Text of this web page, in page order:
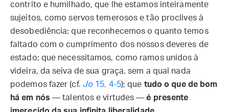
contrito e humilhado, que lhe estamos inteiramente
sujeitos, como servos temerosos e tão proclives à
desobediência; que reconhecemos o quanto temos
faltado com o cumprimento dos nossos deveres de
estado; que necessitamos, como ramos unidos à
videira, da seiva de sua graça, sem a qual nada
podemos fazer (cf. Jo 15, 4-5); que tudo o que de bom
há em nós — talentos e virtudes —é presente